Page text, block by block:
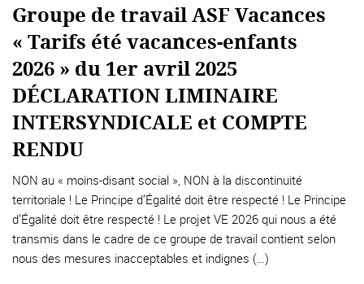
Groupe de travail ASF Vacances
« Tarifs été vacances-enfants
2026 » du 1er avril 2025
DÉCLARATION LIMINAIRE
INTERSYNDICALE et COMPTE
RENDU
NON au « moins-disant social », NON à la discontinuité
territoriale ! Le Principe d’Égalité doit être respecté ! Le Principe
d’Égalité doit être respecté ! Le projet VE 2026 qui nous a été
transmis dans le cadre de ce groupe de travail contient selon
nous des mesures inacceptables et indignes (…)